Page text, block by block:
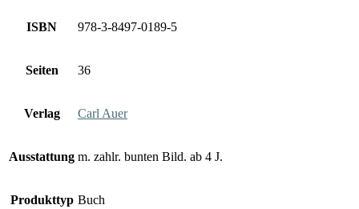
ISBN 978-3-8497-0189-5
Seiten 36
Verlag Carl Auer
Ausstattung m. zahlr. bunten Bild. ab 4 J.
Produkttyp Buch